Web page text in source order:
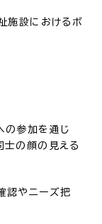
施設におけるボ
の参加を通じ
士の顔の見える
認やニーズ把